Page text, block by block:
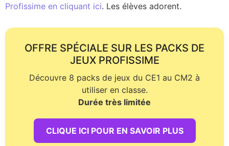
Profissime en cliquant ici. Les élèves adorent.
OFFRE SPÉCIALE SUR LES PACKS DE
JEUX PROFISSIME
Découvre 8 packs de jeux du CE1 au CM2 à
utiliser en classe.
Durée très limitée
CLIQUE ICI POUR EN SAVOIR PLUS